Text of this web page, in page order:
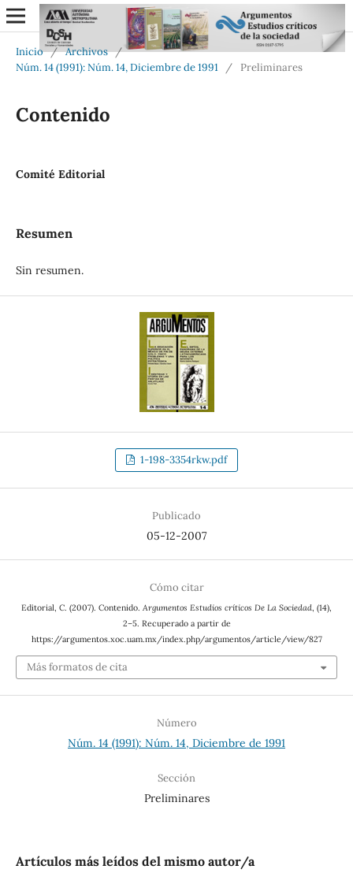
Inicio / Archivos /
Núm. 14 (1991): Núm. 14, Diciembre de 1991
/ Preliminares
Contenido
Comité Editorial
Resumen
Sin resumen.
1-198-3354rkw.pdf
Publicado
05-12-2007
Cómo citar
Editorial, C. (2007). Contenido. Argumentos Estudios críticos De La Sociedad, (14),
2–5. Recuperado a partir de
https://argumentos.xoc.uam.mx/index.php/argumentos/article/view/827
Más formatos de cita
Número
Núm. 14 (1991): Núm. 14, Diciembre de 1991
Sección
Preliminares
Artículos más leídos del mismo autor/a